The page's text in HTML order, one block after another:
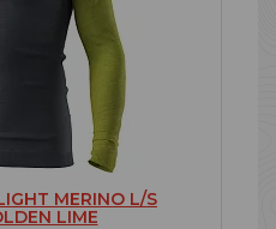
MERINO L/S
LIME